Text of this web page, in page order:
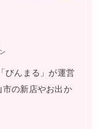
びんまる」が運営
の新店やお出か